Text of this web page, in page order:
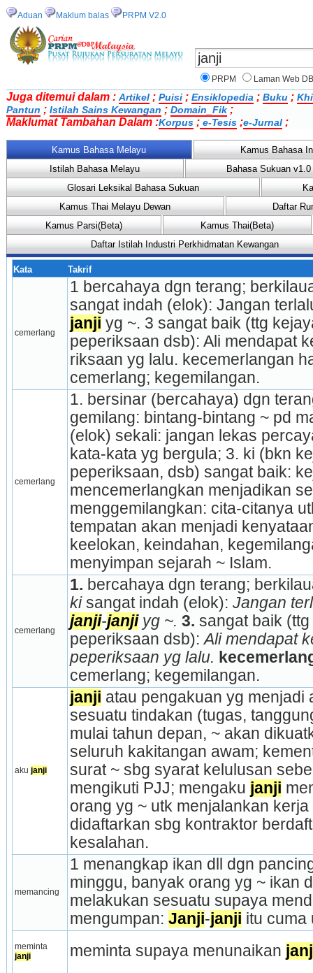
Aduan Maklum balas PRPM V2.0
PRPM Laman Web
Juga ditemui dalam : Artikel ; Puisi ; Ensiklopedia ; Buku ;
Pantun ; Istilah Sains Kewangan ; Domain_Fik ;
Maklumat Tambahan Dalam :Korpus ; e-Tesis ;e-Jurnal ;
Kamus Bahasa Melayu
Kamus Bahasa
Istilah Bahasa Melayu
Bahasa Sukuan v1.0
Glosari Leksikal Bahasa Sukuan
Kamus Thai Melayu Dewan
Daftar
Kamus Parsi(Beta)
Kamus Thai(Beta)
Daftar Istilah Industri Perkhidmatan Kewangan
Kata Takrif
cemerlang
1 bercahaya dgn terang;
sangat indah (elok): Jangan
janji yg ~. 3 sangat baik (ttg
peperiksaan dsb): Ali mendapat
riksaan yg lalu. kecemerlangan
cemerlang; kegemilangan.
cemerlang
1. bersinar (bercahaya) dgn
gemilang: bintang-bintang ~ pd
(elok) sekali: jangan lekas
kata-kata yg bergula; 3. ki (bkn
peperiksaan, dsb) sangat baik:
mencemerlangkan menjadikan
menggemilangkan: cita-citanya
tempatan akan menjadi
keelokan, keindahan,
menyimpan sejarah ~ Islam.
cemerlang
1. bercahaya dgn terang;
ki sangat indah (elok):
janji-janji yg ~. 3. sangat baik
peperiksaan dsb): Ali mendapat
peperiksaan yg lalu.
cemerlang; kegemilangan.
aku janji
janji atau pengakuan yg menjadi
sesuatu tindakan (tugas,
mulai tahun depan, ~ akan
seluruh kakitangan awam;
surat ~ sbg syarat kelulusan
mengikuti PJJ; mengaku janji
orang yg ~ utk menjalankan
didaftarkan sbg kontraktor
kesalahan.
memancing
1 menangkap ikan dll dgn
minggu, banyak orang yg ~ ikan
melakukan sesuatu supaya
mengumpan: Janji-janji itu cuma
meminta
janji
meminta supaya menunaikan